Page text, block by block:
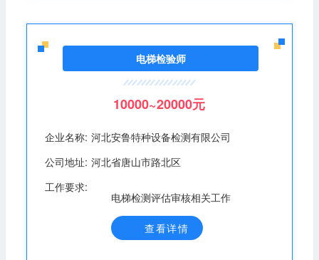
操作技能和安全性能；。 3、责任心强，具有良好的团队
电梯检验师
10000~20000元
企业名称: 河北安鲁特种设备检测有限公司
公司地址: 河北省唐山市路北区
工作要求:
电梯检测评估审核相关工作
查看详情